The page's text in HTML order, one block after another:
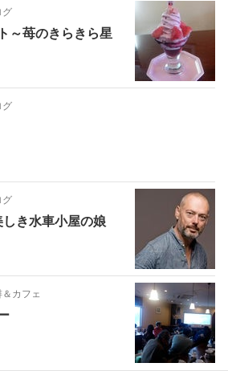
グ
～苺のきらきら星
グ
グ
き水車小屋の娘
＆カフェ